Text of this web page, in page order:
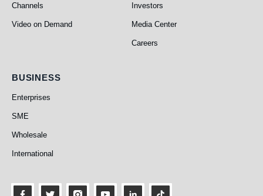
Channels
Video on Demand
Investors
Media Center
Careers
Business
BUSINESS
Enterprises
SME
Wholesale
International